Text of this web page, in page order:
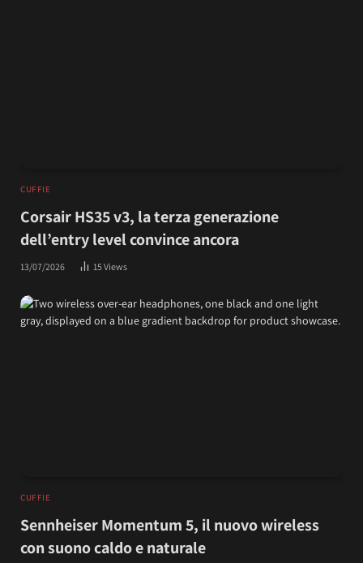
CUFFIE
Corsair HS35 v3, la terza generazione
dell’entry level convince ancora
13/07/2026 15Views
CUFFIE
Sennheiser Momentum 5, il nuovo wireless
con suono caldo e naturale